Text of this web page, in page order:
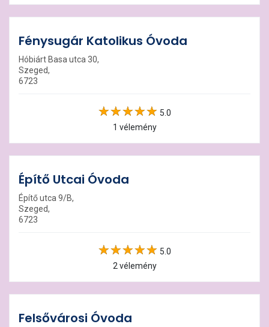
Fénysugár Katolikus Óvoda
Hóbiárt Basa utca 30,
Szeged,
6723
5.0
1 vélemény
Építő Utcai Óvoda
Építő utca 9/B,
Szeged,
6723
5.0
2 vélemény
Felsővárosi Óvoda